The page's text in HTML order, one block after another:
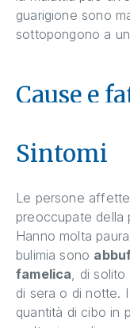
guarigione sono
sottopongono a
Cause e
Sintomi
Le persone
preoccupate della
Hanno molta
bulimia sono
famelica , di
di sera o di notte.
quantità di cibo in